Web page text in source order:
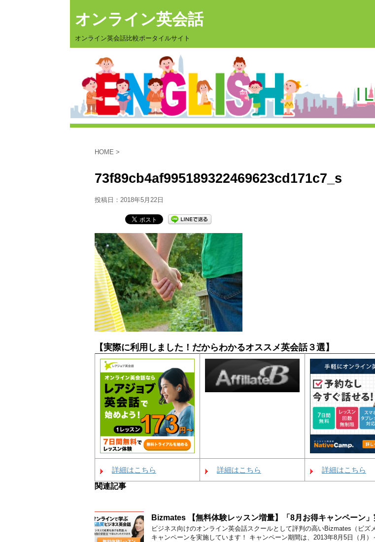
オンライン英会話
オンライン英会話比較ポータイルサイト
HOME >
73f89cb4af995189322469623cd171c7_s
投稿日： 2018年5月22日
【実際に利用しました！だからわかるオススメ英会話３選】
詳細はこちら 詳細はこちら
詳細はこちら
関連記事
Bizmates 【無料体験レッスン増量】「8月お得キャンペーン」
ビジネス向けのオンライン英会話スクールとして評判の高いBizmates（ビズ
キャンペーンを実施しています！ キャンペーン期間は、2013年8月5日（月）